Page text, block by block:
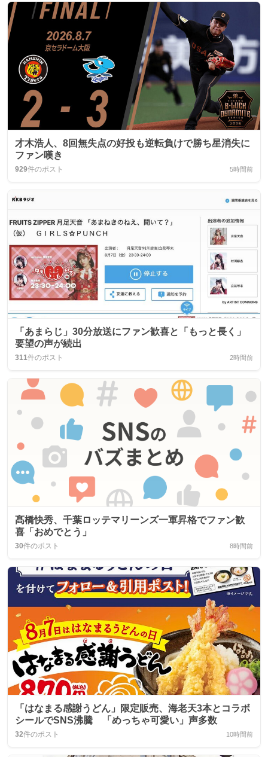
才木浩人、8回無失点の好投も逆転負けで勝ち星消失に
ファン嘆き
929件のポスト 5時間前
「あまらじ」30分放送にファン歓喜と「もっと長く」
要望の声が続出
311件のポスト 2時間前
髙橋快秀、千葉ロッテマリーンズ一軍昇格でファン歓
喜「おめでとう」
30件のポスト 8時間前
「はなまる感謝うどん」限定販売、海老天3本とコラボ
シールでSNS沸騰 「めっちゃ可愛い」声多数
32件のポスト 10時間前